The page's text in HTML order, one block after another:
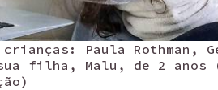
crianças: Paula Rothman,
sua filha, Malu, de 2 anos